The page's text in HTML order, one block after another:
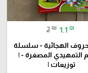
2 ₪ 1.1 ₪
الهجائية - سلسلة
التمهيدي المصغرة - |
توزيعات |